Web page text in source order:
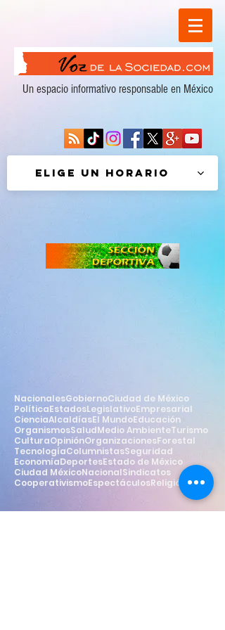
Un espacio informativo responsable en México
Elige un horario
NacionalesGobiernoCiudad de México
PolíticaEstadosLegislativoEmpresarial
CienciaAlcaldíasEl MundoEducación
OrganismosSaludMedio AmbienteTurismo
CulturaOpiniónOrganizacionesForestal
TecnologíaColumnistasSeguridad
EconomíaDeportesEstado de México
Ciudad MéxicoNacionalSindicatos
CooperativismoEspectáculosReligión Estilo